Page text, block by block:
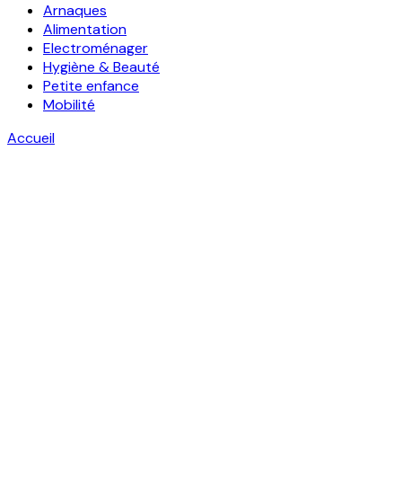
Arnaques
Alimentation
Electroménager
Hygiène & Beauté
Petite enfance
Mobilité
Accueil